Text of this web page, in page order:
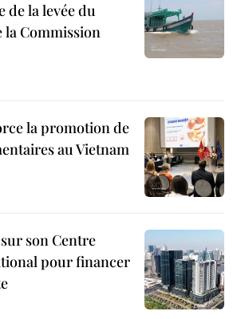
de la levée du
la Commission
la promotion de
au Vietnam
son Centre
pour financer